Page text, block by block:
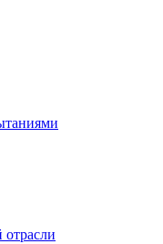
отрасли